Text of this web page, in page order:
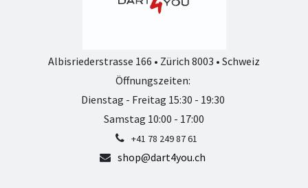
Albisriederstrasse 166 • Zürich 8003 • Schweiz
Öffnungszeiten:
Dienstag - Freitag 15:30 - 19:30
Samstag 10:00 - 17:00
+41 78 249 87 61
shop@dart4you.ch